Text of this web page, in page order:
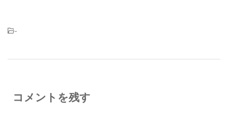
-
コメントを残す